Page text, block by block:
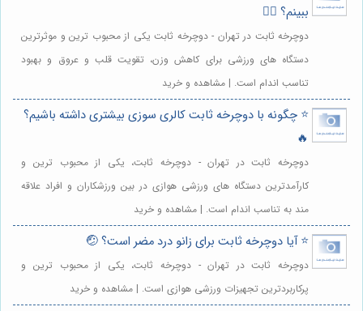
ببینم؟ 🚴‍♀️
دوچرخه ثابت در تهران - دوچرخه ثابت یکی از محبوب ترین و موثرترین
دستگاه های ورزشی برای کاهش وزن، تقویت قلب و عروق و بهبود
تناسب اندام است. | مشاهده و خرید
⭐️ چگونه با دوچرخه ثابت کالری سوزی بیشتری داشته باشیم؟
🔥
دوچرخه ثابت در تهران - دوچرخه ثابت، یکی از محبوب ترین و
کارآمدترین دستگاه های ورزشی هوازی در بین ورزشکاران و افراد علاقه
مند به تناسب اندام است. | مشاهده و خرید
⭐️ آیا دوچرخه ثابت برای زانو درد مضر است؟ 🤕
دوچرخه ثابت در تهران - دوچرخه ثابت، یکی از محبوب ترین و
پرکاربردترین تجهیزات ورزشی هوازی است. | مشاهده و خرید